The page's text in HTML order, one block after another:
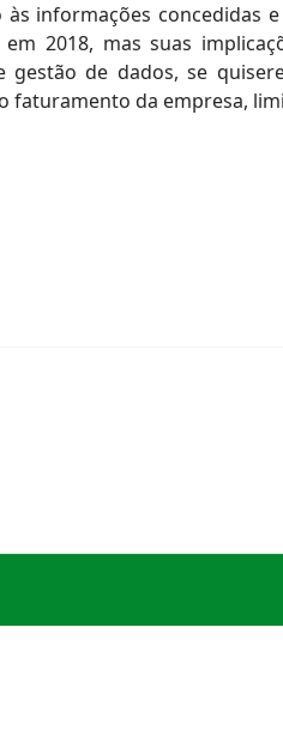
informações concedidas
2018, mas suas
gestão de dados, se
da empresa,